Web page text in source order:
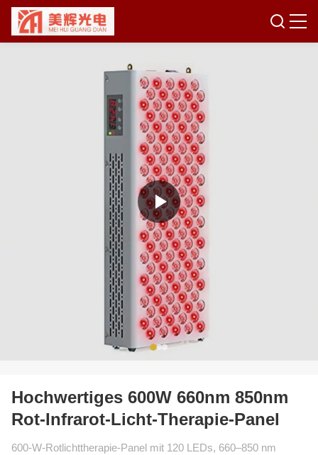
Hochwertiges 600W 660nm 850nm
Rot-Infrarot-Licht-Therapie-Panel
600-W-Rotlichttherapie-Panel mit 120 LEDs, 660–850 nm